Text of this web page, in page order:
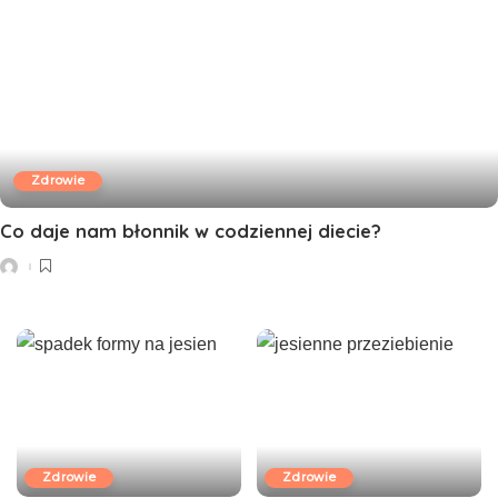
Zdrowie
Co daje nam błonnik w codziennej diecie?
Zdrowie Zdrowie